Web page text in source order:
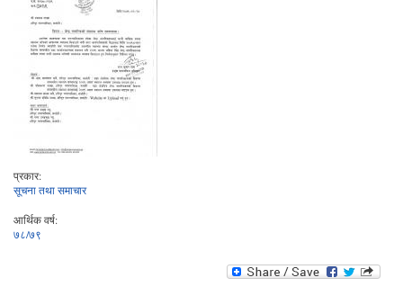
प्रकार:
सूचना तथा समाचार
आर्थिक वर्ष:
७८/७९